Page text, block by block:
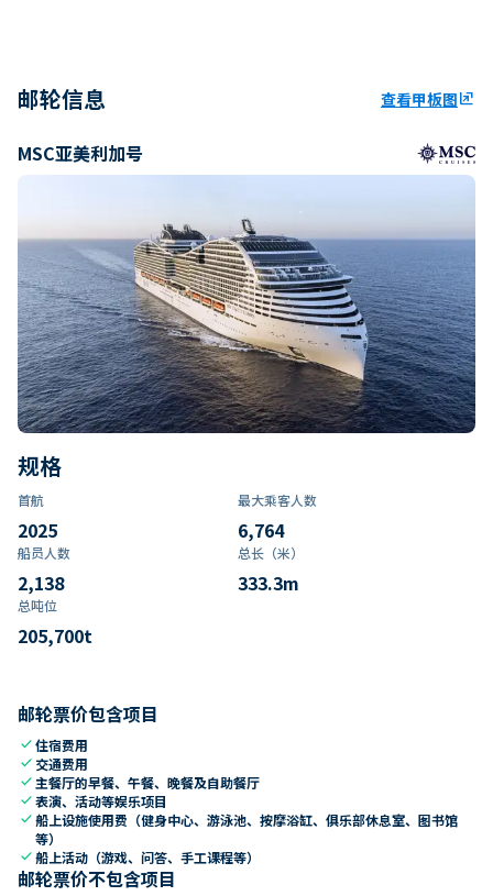
邮轮信息 查看甲板图ungroup
MSC亚美利加号
规格
首航
2025
最大乘客人数
6,764
船员人数
2,138
总长（米）
333.3m
总吨位
205,700t
邮轮票价包含项目
check住宿费用
check 交通费用
check 主餐厅的早餐、午餐、晚餐及自助餐厅
check表演、活动等娱乐项目
check船上设施使用费（健身中心、游泳池、按摩浴缸、俱乐部休息室、图书馆
等）
check船上活动（游戏、问答、手工课程等）
邮轮票价不包含项目